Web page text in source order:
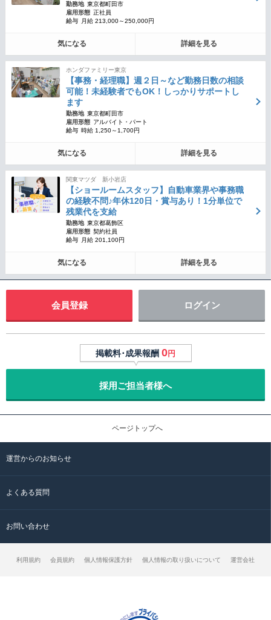
勤務地 東京都町田市
雇用形態 正社員
給与
月給 213,000～250,000円
気になる 詳細を見る
ホンダファミリー東京
【事務・経理職】週２日～など勤務日数の相談
可能！未経験者でもOK！しっかりサポートし
ます
勤務地 東京都町田市
雇用形態 アルバイト・パート
給与 時給 1,250～1,700円
気になる 詳細を見る
関東マツダ 新小岩店
【ショールームスタッフ】自動車業界や事務職
の経験不問♪年休120日・賞与あり！1分単位で
残業代を支給
勤務地 東京都葛飾区
雇用形態 契約社員
給与
月給 201,100円
気になる 詳細を見る
会員登録 ログイン
掲載料･成果報酬 0円
採用ご担当者様へ
ページトップへ
運営からのお知らせ
よくある質問
お問い合わせ
利用規約 会員規約 個人情報保護方針 個人情報の取り扱いについて 運営会社